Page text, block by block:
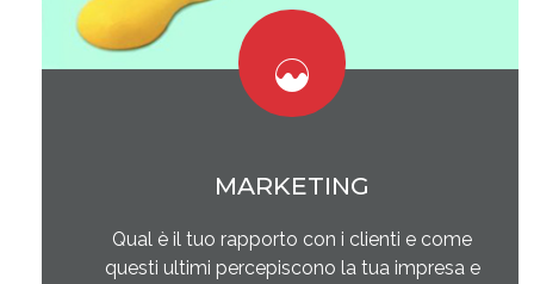
MARKETING
Qual è il tuo rapporto con i clienti e come
questi ultimi percepiscono la tua impresa e